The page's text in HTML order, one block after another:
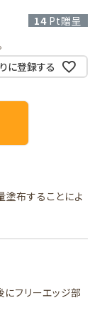
14 Pt贈呈
に登録する
塗布することによ
にフリーエッジ部